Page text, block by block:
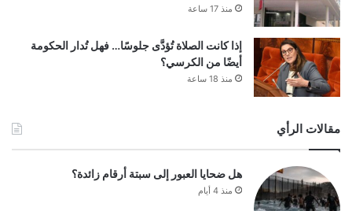
منذ 17 ساعة
إذا كانت الصلاة تُؤدَّى جلوسًا… فهل تُدار الحكومة
أيضًا من الكرسي؟
منذ 18 ساعة
مقالات الرأي
هل ضحايا العبور إلى سبتة أرقام زائدة؟
منذ 4 أيام